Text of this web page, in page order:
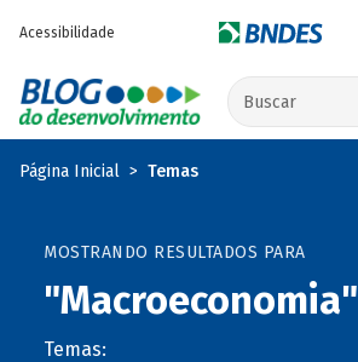
Acessibilidade
Buscar no site
Página Inicial Temas
MOSTRANDO RESULTADOS PARA
"Macroeconomia"
Temas: